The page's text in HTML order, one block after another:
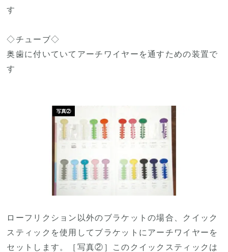
す
◇チューブ◇
奥歯に付いていてアーチワイヤーを通すための装置で
す
ローフリクション以外のブラケットの場合、クイック
スティックを使用してブラケットにアーチワイヤーを
セットします。［写真②］このクイックスティックは